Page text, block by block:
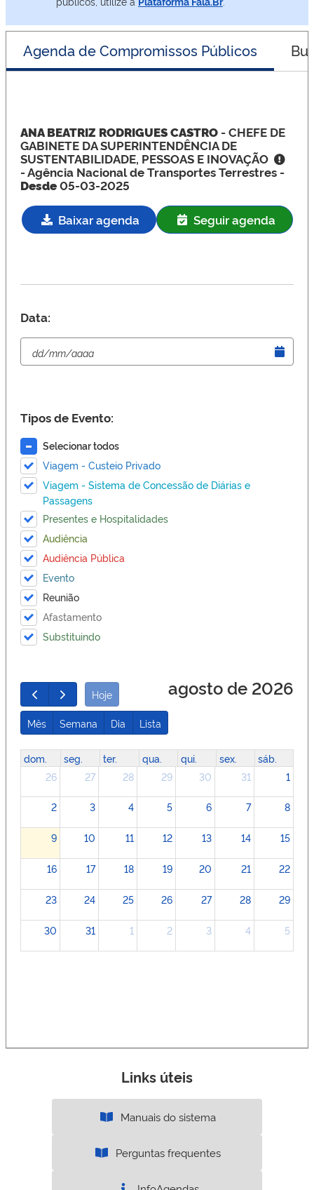
Agenda de Compromissos Públicos
ANA BEATRIZ RODRIGUES CASTRO - CHEFE DE
GABINETE DA SUPERINTENDÊNCIA DE
SUSTENTABILIDADE, PESSOAS E INOVAÇÃO
- Agência Nacional de Transportes Terrestres -
Desde05-03-2025
Baixar agenda Seguir agenda
Data:
Tipos de Evento:
Selecionar todos
Viagem - Custeio Privado
Viagem - Sistema de Concessão de Diárias e
Passagens
Presentes e Hospitalidades
Audiência
Audiência Pública
Evento
Reunião
Afastamento
Substituindo
Hoje agosto de 2026
Mês Semana Dia Lista
dom. seg. ter. qua. qui. sex.
sáb.
26
27 28 29 30 31 1
2 3 4 5 6 7 8
9 10 11 12 13 14 15
16 17 18 19 20 21 22
23 24 25 26 27 28 29
30 31 1 2 3 4 5
Links úteis
Manuais do sistema
Perguntas frequentes